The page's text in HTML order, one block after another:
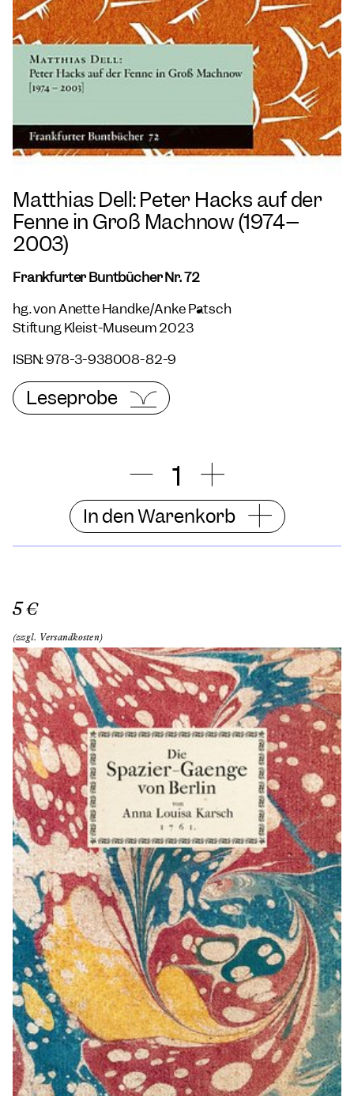
Matthias Dell: Peter Hacks auf der
Fenne in Groß Machnow (1974–
2003)
Frankfurter Buntbücher Nr. 72
hg. von Anette Handke/Anke Pätsch
Stiftung Kleist-Museum 2023
ISBN: 978-3-938008-82-9
Leseprobe
In den Warenkorb
5 €
(zzgl. Versandkosten)